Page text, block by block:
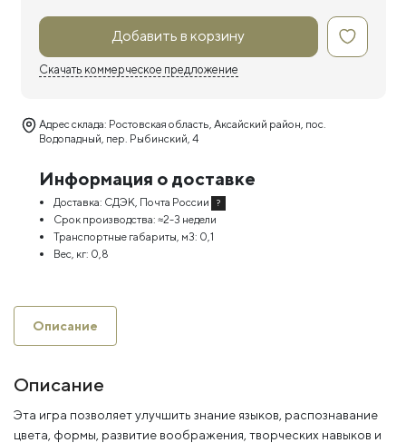
Добавить в корзину
Скачать коммерческое предложение
Адрес склада: Ростовская область, Аксайский район, пос.
Водопадный, пер. Рыбинский, 4
Информация о доставке
Доставка: СДЭК, Почта России ?
Срок производства: ≈2-3 недели
Транспортные габариты, м3: 0,1
Вес, кг: 0,8
Описание
Описание
Эта игра позволяет улучшить знание языков, распознавание
цвета, формы, развитие воображения, творческих навыков и